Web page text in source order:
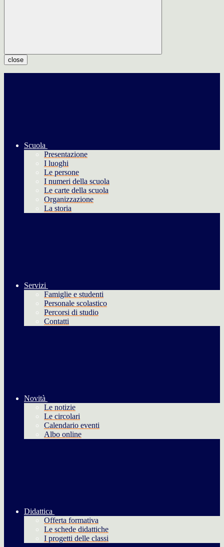
close
Scuola
Presentazione
I luoghi
Le persone
I numeri della scuola
Le carte della scuola
Organizzazione
La storia
Servizi
Famiglie e studenti
Personale scolastico
Percorsi di studio
Contatti
Novità
Le notizie
Le circolari
Calendario eventi
Albo online
Didattica
Offerta formativa
Le schede didattiche
I progetti delle classi